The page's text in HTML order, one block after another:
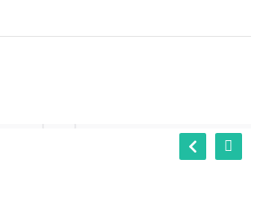
Família Para Crescer”